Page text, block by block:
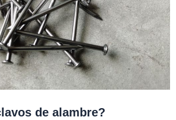
de alambre?